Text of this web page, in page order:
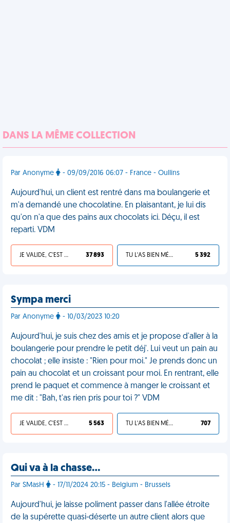
DANS LA MÊME COLLECTION
Par Anonyme - 09/09/2016 06:07 - France - Oullins
Aujourd'hui, un client est rentré dans ma boulangerie et
m'a demandé une chocolatine. En plaisantant, je lui dis
qu'on n'a que des pains aux chocolats ici. Déçu, il est
reparti. VDM
JE VALIDE, C'EST UNE VDM 37 893 TU L'AS BIEN MÉRITÉ 5 392
Sympa merci
Par Anonyme - 10/03/2023 10:20
Aujourd'hui, je suis chez des amis et je propose d'aller à la
boulangerie pour prendre le petit déj'. Lui veut un pain au
chocolat ; elle insiste : "Rien pour moi." Je prends donc un
pain au chocolat et un croissant pour moi. En rentrant, elle
prend le paquet et commence à manger le croissant et
me dit : "Bah, t'as rien pris pour toi ?" VDM
JE VALIDE, C'EST UNE VDM 5 563 TU L'AS BIEN MÉRITÉ 707
Qui va à la chasse…
Par SMasH - 17/11/2024 20:15 - Belgium - Brussels
Aujourd'hui, je laisse poliment passer dans l'allée étroite
de la supérette quasi-déserte un autre client alors que